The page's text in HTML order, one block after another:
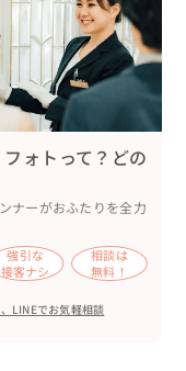
撮影ではなく、楽
り取ること。
日の光や風に合わ
案内します。
ランにはない強み
シャツにジャケッ
ォトって？どの
ナーがおふたりを全力
強引な
接客ナシ
相談は
無料！
LINEでお気軽相談